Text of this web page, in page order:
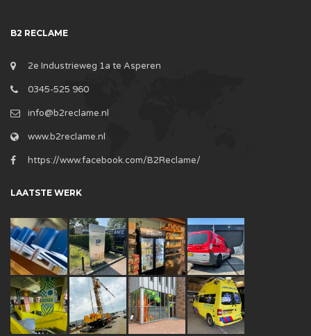
B2 RECLAME
2e Industrieweg 1a te Asperen
0345-525 960
info@b2reclame.nl
www.b2reclame.nl
https://www.facebook.com/B2Reclame/
LAATSTE WERK